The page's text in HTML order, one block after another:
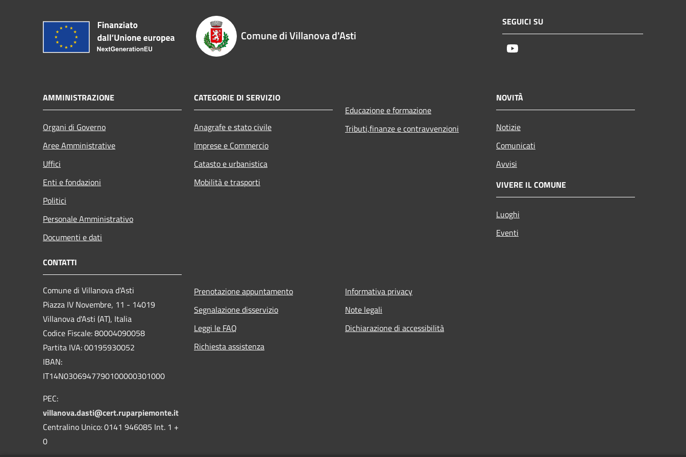
Comune di Villanova d'Asti
SEGUICI SU
AMMINISTRAZIONE
Organi di Governo
Aree Amministrative
Uffici
Enti e fondazioni
Politici
Personale Amministrativo
Documenti e dati
CATEGORIE DI SERVIZIO
Anagrafe e stato civile
Imprese e Commercio
Catasto e urbanistica
Mobilità e trasporti
Educazione e formazione
Tributi,finanze e contravvenzioni
NOVITÀ
Notizie
Comunicati
Avvisi
VIVERE IL COMUNE
Luoghi
Eventi
CONTATTI
Comune di Villanova d'Asti
Piazza IV Novembre, 11 - 14019
Villanova d'Asti (AT), Italia
Codice Fiscale: 80004090058
Partita IVA: 00195930052
IBAN:
IT14N0306947790100000301000
PEC:
villanova.dasti@cert.ruparpiemonte.it
Centralino Unico: 0141 946085 Int. 1 +
0
Prenotazione appuntamento
Segnalazione disservizio
Leggi le FAQ
Richiesta assistenza
Informativa privacy
Note legali
Dichiarazione di accessibilità